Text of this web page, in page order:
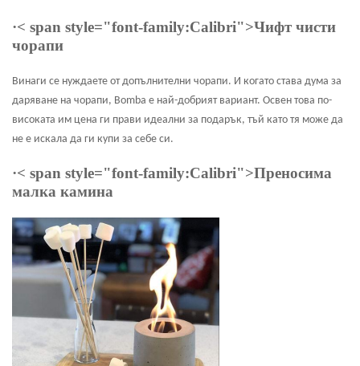
·< span style="font-family:Calibri">Чифт чисти
чорапи
Винаги се нуждаете от допълнителни чорапи. И когато става дума за
даряване на чорапи, Bomba е най-добрият вариант. Освен това по-
високата им цена ги прави идеални за подарък, тъй като тя може да
не е искала да ги купи за себе си.
·< span style="font-family:Calibri">Преносима
малка камина